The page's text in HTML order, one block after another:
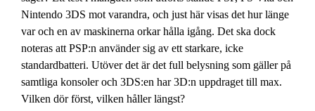
Nintendo 3DS mot varandra, och just här visas det hur länge
var och en av maskinerna orkar hålla igång. Det ska dock
noteras att PSP:n använder sig av ett starkare, icke
standardbatteri. Utöver det är det full belysning som gäller på
samtliga konsoler och 3DS:en har 3D:n uppdraget till max.
Vilken dör först, vilken håller längst?